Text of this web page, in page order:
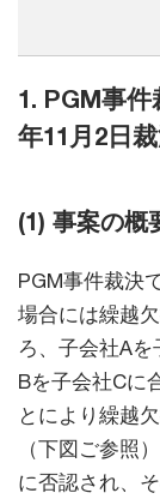
1. PGM事
年11月2日裁
(1) 事案の概
PGM事件裁決
場合には繰越
ろ、子会社A
Bを子会社Cに
とにより繰越
（下図ご参照
に否認され、